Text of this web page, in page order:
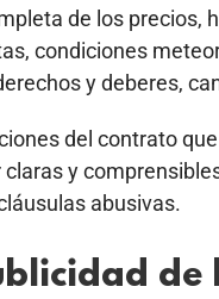
de los precios,
condiciones
y deberes,
del contrato
y
abusivas.
de